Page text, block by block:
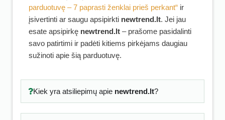
parduotuvę – 7 paprasti ženklai prieš perkant“ ir
įsivertinti ar saugu apsipirkti newtrend.lt. Jei jau
esate apsipirkę newtrend.lt – prašome pasidalinti
savo patirtimi ir padėti kitiems pirkėjams daugiau
sužinoti apie šią parduotuvę.
Kiek yra atsiliepimų apie newtrend.lt?